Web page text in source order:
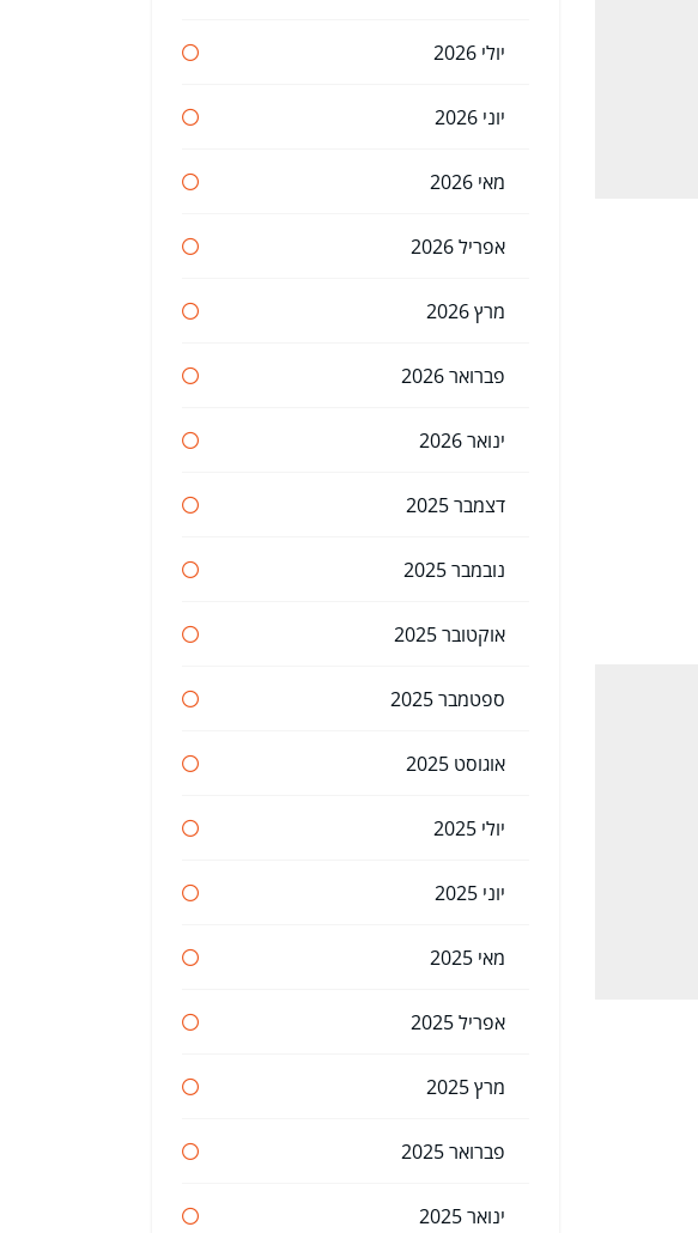
יולי 2026
יוני 2026
מאי 2026
אפריל 2026
מרץ 2026
פברואר 2026
ינואר 2026
דצמבר 2025
נובמבר 2025
אוקטובר 2025
ספטמבר 2025
אוגוסט 2025
יולי 2025
יוני 2025
מאי 2025
אפריל 2025
מרץ 2025
פברואר 2025
ינואר 2025